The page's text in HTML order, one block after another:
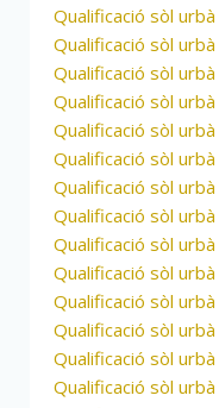
Qualificació sòl
Qualificació sòl
Qualificació sòl
Qualificació sòl
Qualificació sòl
Qualificació sòl
Qualificació sòl
Qualificació sòl
Qualificació sòl
Qualificació sòl
Qualificació sòl
Qualificació sòl
Qualificació sòl
Qualificació sòl